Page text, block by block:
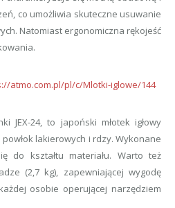
co umożliwia skuteczne usuwanie
Natomiast ergonomiczna rękojeść
atmo.com.pl/pl/c/Mlotki-iglowe/144
JEX-24, to japoński młotek igłowy
lakierowych i rdzy. Wykonane
do kształtu materiału. Warto też
(2,7 kg), zapewniającej wygodę
osobie operującej narzędziem